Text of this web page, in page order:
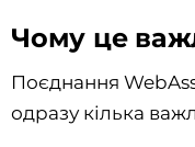
Чому це
Поєднання
одразу кілька